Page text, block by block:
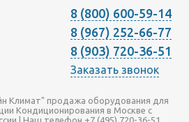
8 (800) 600-59-14
8 (967) 252-66-77
8 (903) 720-36-51
Заказать звонок
Климат" продажа оборудования для
Кондиционирования в Москве с
| Наш телефон +7 (495) 720-36-51